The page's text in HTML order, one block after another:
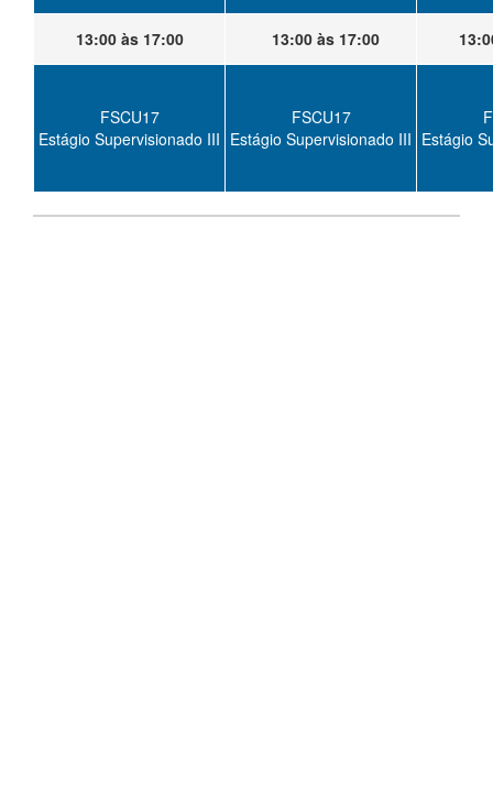
13:00 às 17:00 13:00 às 17:00
FSCU17
Estágio Supervisionado III
FSCU17
Estágio Supervisionado III Estágio